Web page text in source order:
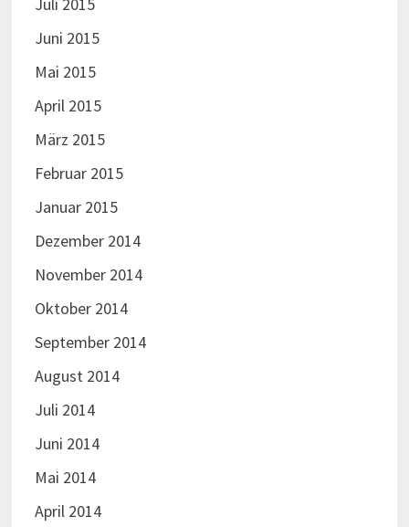
Juni 2015
Mai 2015
April 2015
März 2015
Februar 2015
Januar 2015
Dezember 2014
November 2014
Oktober 2014
September 2014
August 2014
Juli 2014
Juni 2014
Mai 2014
April 2014